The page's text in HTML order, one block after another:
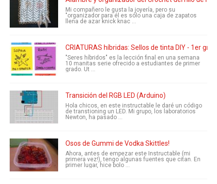
Mi compañero le gusta la joyería, pero su
"organizador para él es sólo una caja de zapatos
llena de azar knick knac ...
CRIATURAS híbridas: Sellos de tinta DIY - 1er
"Seres híbridos" es la lección final en una semana
10 manitas serie ofrecido a estudiantes de primer
grado. Ut ...
Transición del RGB LED (Arduino)
Hola chicos, en este instructable le daré un código
de transtioning un LED. Mi grupo, los laboratorios
Newton, ha pasado ...
Osos de Gummi de Vodka Skittles!
Ahora, antes de empezar este Instructable (mi
primera vez!), tengo algunas fuentes que citan. En
primer lugar, hice bolo ...